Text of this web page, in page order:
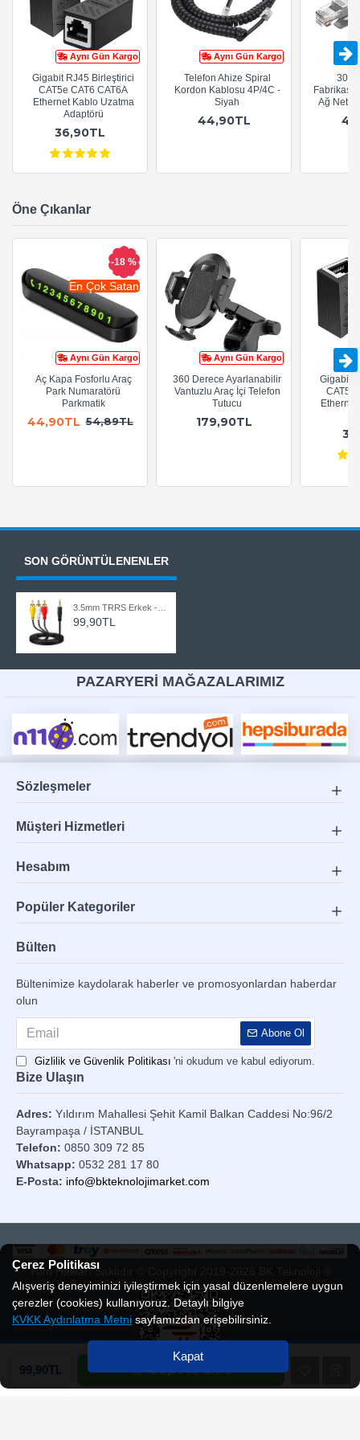
Sepete Ekle
Aynı Gün Kargo
Gigabit RJ45 Birleştirici
CAT5e CAT6 CAT6A
Ethernet Kablo Uzatma
Adaptörü
36,90TL
Aynı Gün Kargo
Telefon Ahize Spiral
Kordon Kablosu 4P/4C -
Siyah
44,90TL
Ağ
Öne Çıkanlar
Aynı Gün Kargo
En Çok Satan
-18 %
Aç Kapa Fosforlu Araç
Park Numaratörü
Parkmatik
44,90TL 54,89TL
Aynı Gün Kargo
360 Derece Ayarlanabilir
Vantuzlu Araç İçi Telefon
Tutucu
179,90TL
Gigabit
CAT5e
SON GÖRÜNTÜLENENLER
99,90TL
PAZARYERİ MAĞAZALARIMIZ
Sözleşmeler
Müşteri Hizmetleri
Hesabım
Popüler Kategoriler
Bülten
Bültenimize kaydolarak haberler ve promosyonlardan haberdar
olun
Abone Ol
Gizlilik ve Güvenlik Politikası 'ni okudum ve kabul ediyorum.
Bize Ulaşın
Adres: Yıldırım Mahallesi Şehit Kamil Balkan Caddesi No:96/2
Bayrampaşa / İSTANBUL
Telefon: 0850 309 72 85
Whatsapp: 0532 281 17 80
E-Posta: info@bkteknolojimarket.com
Tüm Hakları Saklıdır © Copyright 2019-2026 BK Teknoloji ®
Kapat
Çerez Politikası
Alışveriş deneyiminizi iyileştirmek için yasal düzenlemelere uygun
çerezler (cookies) kullanıyoruz. Detaylı bilgiye
KVKK Aydınlatma Metni sayfamızdan erişebilirsiniz.